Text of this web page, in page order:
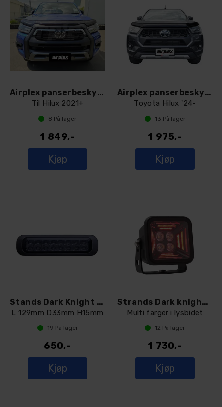
Airplex panserbeskytter Dark smoke
Til Hilux 2021+
8 På lager
1 849,-
Kjøp
Airplex panserbeskytter Dark smoke
Toyota Hilux '24-
13 På lager
1 975,-
Kjøp
Stands Dark Knight Ryggelys
L 129mm D33mm H15mm
19 På lager
650,-
Kjøp
Strands Dark knight Fortex
Multi farger i lysbidet
12 På lager
1 730,-
Kjøp